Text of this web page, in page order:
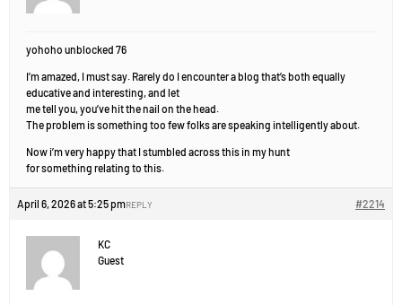
yohoho unblocked 76
I’m amazed, I must say. Rarely do I encounter a blog that’s both equally
educative and interesting, and let
me tell you, you’ve hit the nail on the head.
The problem is something too few folks are speaking intelligently about.
Now i’m very happy that I stumbled across this in my hunt
for something relating to this.
April 6, 2026 at 5:25 pm #2214
REPLY
KC
Guest